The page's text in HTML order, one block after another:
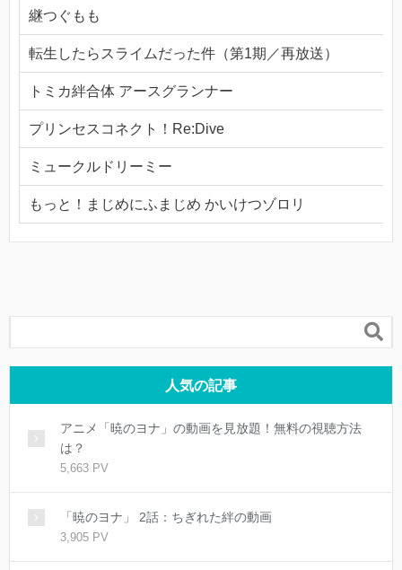
継つぐもも
転生したらスライムだった件（第1期／再放送）
トミカ絆合体 アースグランナー
プリンセスコネクト！Re:Dive
ミュークルドリーミー
もっと！まじめにふまじめ かいけつゾロリ

人気の記事
アニメ「暁のヨナ」の動画を見放題！無料の視聴方法
は？
5,663 PV
「暁のヨナ」 2話：ちぎれた絆の動画
3,905 PV